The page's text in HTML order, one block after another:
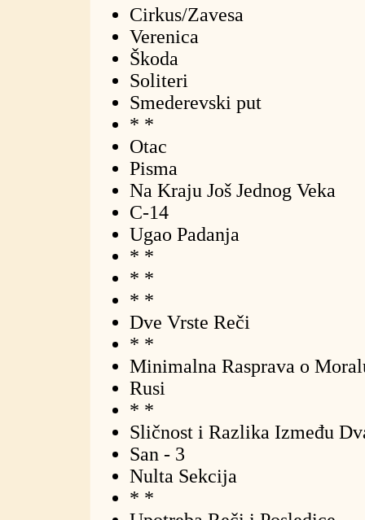
Cirkus/Zavesa
Verenica
Škoda
Soliteri
Smederevski put
* *
Otac
Pisma
Na Kraju Još Jednog Veka
C-14
Ugao Padanja
* *
* *
* *
Dve Vrste Reči
* *
Minimalna Rasprava o
Rusi
* *
Sličnost i Razlika Između
San - 3
Nulta Sekcija
* *